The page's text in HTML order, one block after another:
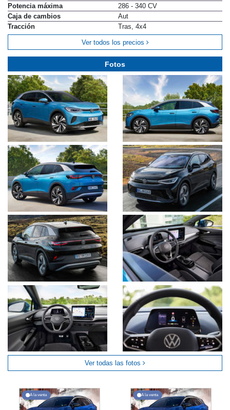
Potencia máxima
286 - 340 CV
Caja de cambios
Aut
Tracción
Tras, 4x4
Ver todos los precios
Fotos
Ver todas las fotos
A la venta A la venta